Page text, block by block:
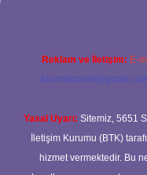
Reklam ve İletişim: E-
Yasal Uyarı: Sitemiz, 5651
İletişim Kurumu (BTK)
hizmet vermektedir. Bu